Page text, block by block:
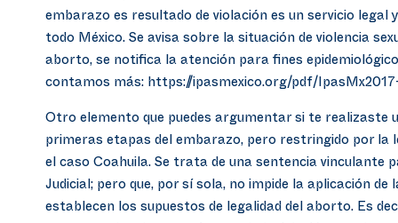
embarazo es resultado de violación es un servicio legal
todo México. Se avisa sobre la situación de violencia
aborto, se notifica la atención para fines
contamos más: https://ipasmexico.org/pdf/
Otro elemento que puedes argumentar si te realizaste
primeras etapas del embarazo, pero restringido por la
el caso Coahuila. Se trata de una sentencia vinculante
Judicial; pero que, por sí sola, no impide la aplicación de
establecen los supuestos de legalidad del aborto. Es